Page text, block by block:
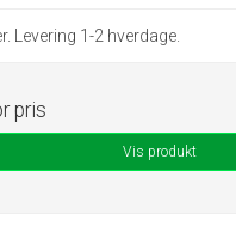
Levering 1-2 hverdage.
pris
Vis produkt